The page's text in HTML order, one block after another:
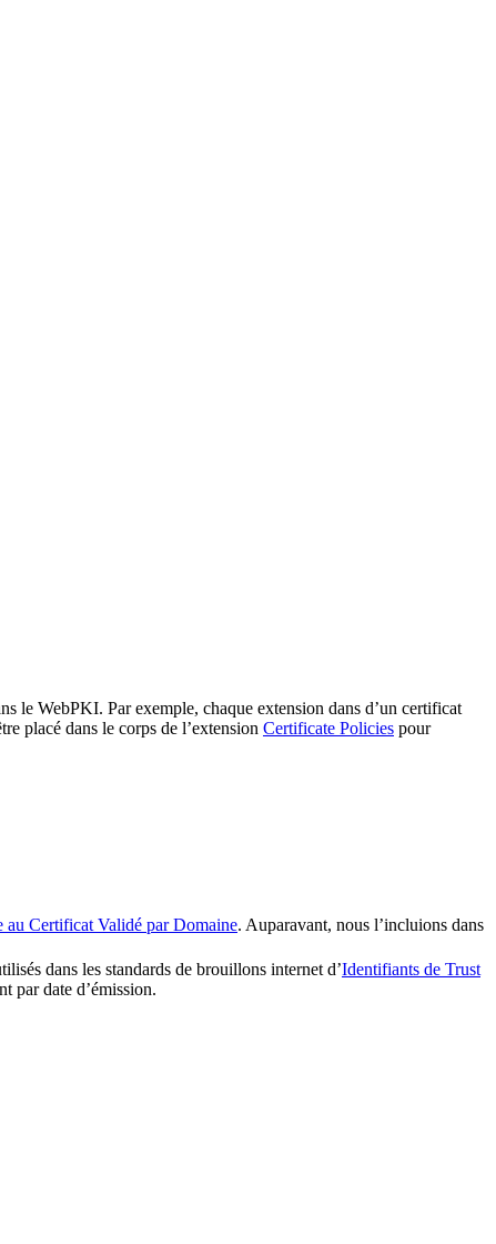
le WebPKI. Par exemple, chaque extension dans d’un certificat
placé dans le corps de l’extension Certificate Policies pour
Certificat Validé par Domaine. Auparavant, nous l’incluions dans
dans les standards de brouillons internet d’Identifiants de Trust
par date d’émission.